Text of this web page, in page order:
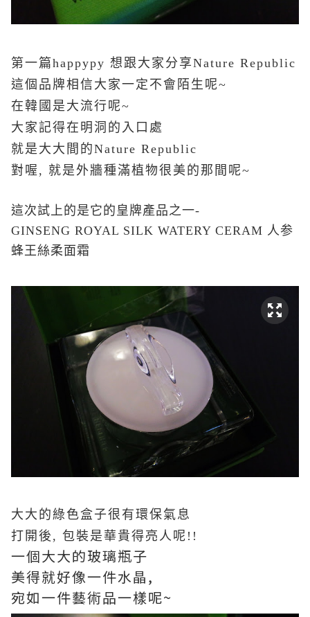
第一篇happypy 想跟大家分享Nature Republic
這個品牌相信大家一定不會陌生呢~
在韓國是大流行呢~
大家記得在明洞的入口處
就是大大間的Nature Republic
對喔, 就是外牆種滿植物很美的那間呢~
這次試上的是它的皇牌產品之一-
GINSENG ROYAL SILK WATERY CERAM 人参
蜂王絲柔面霜
大大的綠色盒子很有環保氣息
打開後, 包裝是華貴得亮人呢!!
一個大大的玻璃瓶子
美得就好像一件水晶,
宛如一件藝術品一樣呢~